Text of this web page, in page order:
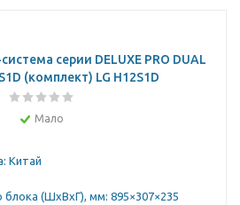
серии DELUXE PRO DUAL
(комплект) LG H12S1D
Мало
Китай
блока (ШхВхГ), мм: 895×307×235